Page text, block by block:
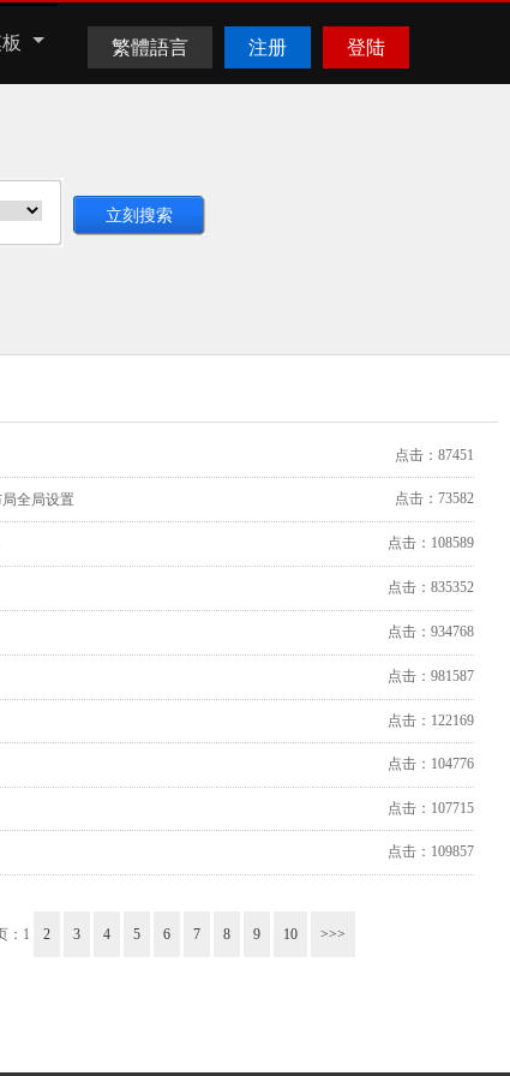
繁體語言 注册 登陆
点击：87451
全局设置 点击：73582
点击：108589
点击：835352
点击：934768
点击：981587
点击：122169
点击：104776
点击：107715
点击：109857
： 1 2 3 4 5 6 7 8 9 10 >>>